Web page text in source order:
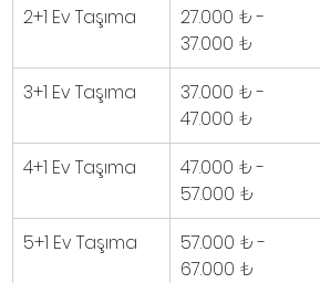
2+1 Ev Taşıma
27.000 ₺ -
37.000 ₺
3+1 Ev Taşıma 37.000 ₺ -
47.000 ₺
4+1 Ev Taşıma
47.000 ₺ -
57.000 ₺
5+1 Ev Taşıma 57.000 ₺ -
67.000 ₺